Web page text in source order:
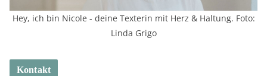
Hey, ich bin Nicole - deine Texterin mit Herz & Haltung. Foto:
Linda Grigo
Kontakt